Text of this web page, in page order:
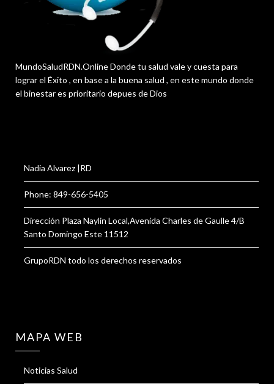
MundoSaludRDN.Online Donde tu salud vale y cuesta para
lograr el Éxito , en base a la buena salud , en este mundo donde
el binestar es prioritario depues de Dios
Nadia Alvarez |RD
Phone: 849-656-5405
Dirección Plaza Naylin Local,Avenida Charles de Gaulle 4/B
Santo Domingo Este 11512
GrupoRDN todo los derechos reservados
MAPA WEB
Noticias Salud